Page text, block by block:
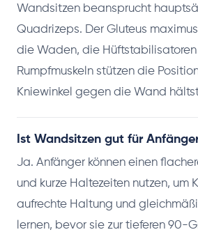
Wandsitzen beansprucht
Quadrizeps. Der Gluteus
die Waden, die
Rumpfmuskeln stützen die
Kniewinkel gegen die Wand
Ist Wandsitzen gut für
Ja. Anfänger können einen
und kurze Haltezeiten nutzen, um
aufrechte Haltung und
lernen, bevor sie zur tieferen 90-